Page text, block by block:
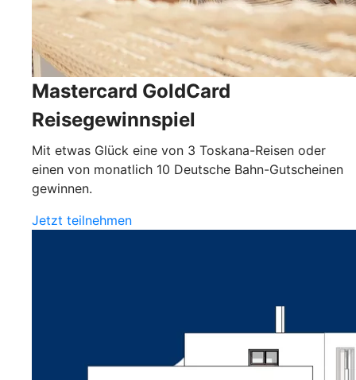
Mastercard GoldCard
Reisegewinnspiel
Mit etwas Glück eine von 3 Toskana-Reisen oder
einen von monatlich 10 Deutsche Bahn-Gutscheinen
gewinnen.
Jetzt teilnehmen